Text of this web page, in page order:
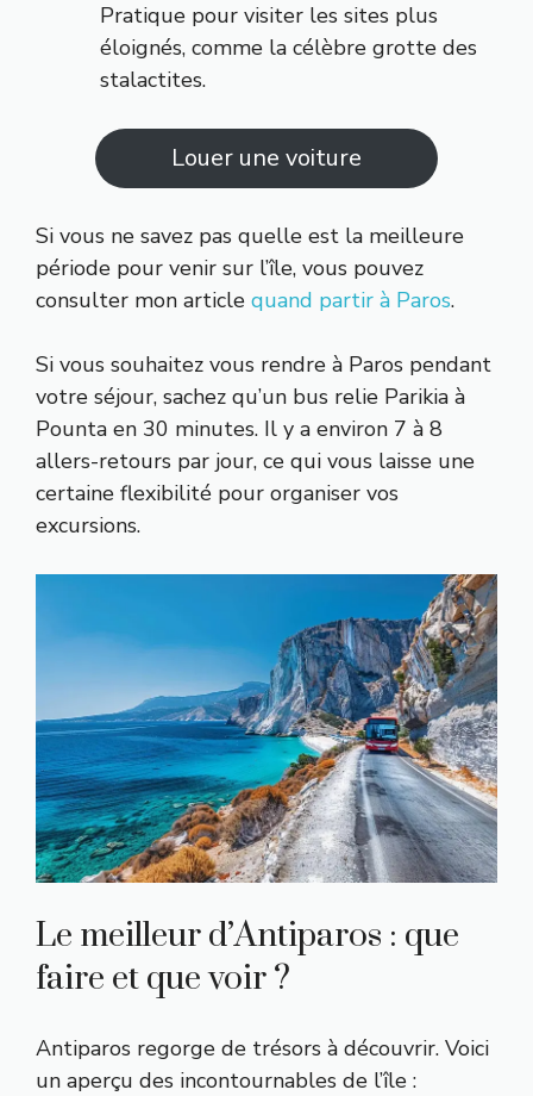
Pratique pour visiter les sites plus
éloignés, comme la célèbre grotte des
stalactites.
Louer une voiture
Si vous ne savez pas quelle est la meilleure
période pour venir sur l’île, vous pouvez
consulter mon article quand partir à Paros.
Si vous souhaitez vous rendre à Paros pendant
votre séjour, sachez qu’un bus relie Parikia à
Pounta en 30 minutes. Il y a environ 7 à 8
allers-retours par jour, ce qui vous laisse une
certaine flexibilité pour organiser vos
excursions.
Le meilleur d’Antiparos : que
faire et que voir ?
Antiparos regorge de trésors à découvrir. Voici
un aperçu des incontournables de l’île :